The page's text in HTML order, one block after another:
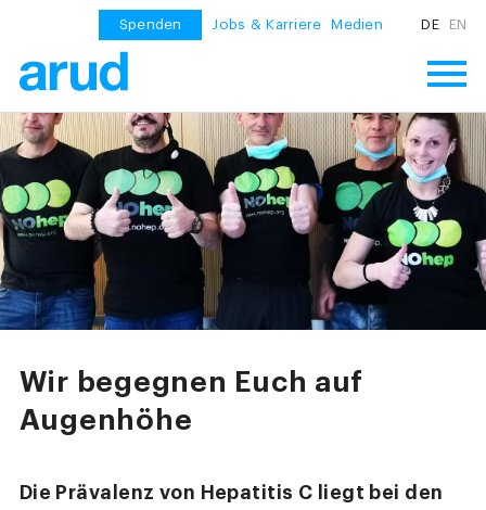
Spenden Jobs & Karriere Medien DE EN
Wir begegnen Euch auf
Augenhöhe
Die Prävalenz von Hepatitis C liegt bei den